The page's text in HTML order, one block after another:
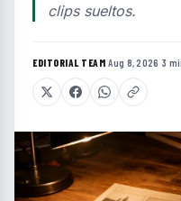
clips sueltos.
EDITORIAL TEAM·Aug 8, 2026 ·3